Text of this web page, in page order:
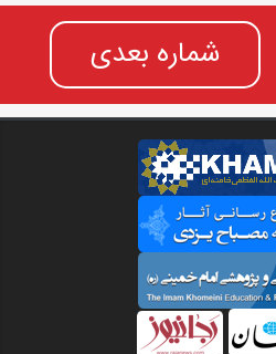
شماره بعدی